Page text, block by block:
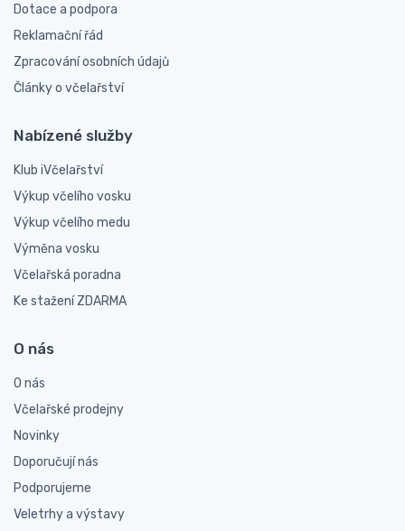
Dotace a podpora
Reklamační řád
Zpracování osobních údajů
Články o včelařství
Nabízené služby
Klub iVčelařství
Výkup včelího vosku
Výkup včelího medu
Výměna vosku
Včelařská poradna
Ke stažení ZDARMA
O nás
O nás
Včelařské prodejny
Novinky
Doporučují nás
Podporujeme
Veletrhy a výstavy